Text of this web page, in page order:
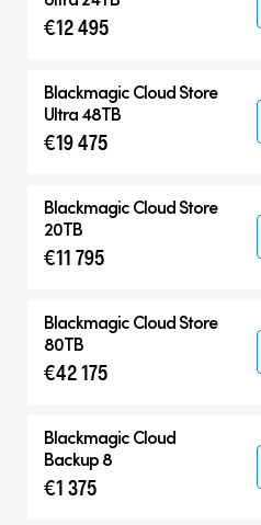
€12 495
Blackmagic Cloud Store
Ultra 48TB
€19 475
Blackmagic Cloud Store
20TB
€11 795
Blackmagic Cloud Store
80TB
€42 175
Blackmagic Cloud
Backup 8
€1 375